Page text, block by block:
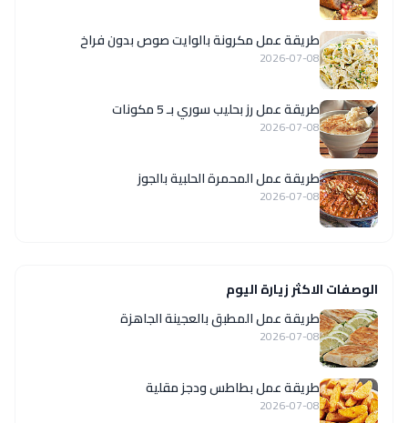
طريقة عمل مكرونة بالوايت صوص بدون فراخ
2026-07-08
طريقة عمل رز بحليب سوري بـ 5 مكونات
2026-07-08
طريقة عمل المحمرة الحلبية بالجوز
2026-07-08
الوصفات الاكثر زيارة اليوم
طريقة عمل المطبق بالعجينة الجاهزة
2026-07-08
طريقة عمل بطاطس ودجز مقلية
2026-07-08